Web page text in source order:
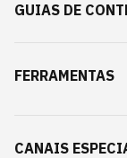
GUIAS DE
FERRAMENTAS
CANAIS